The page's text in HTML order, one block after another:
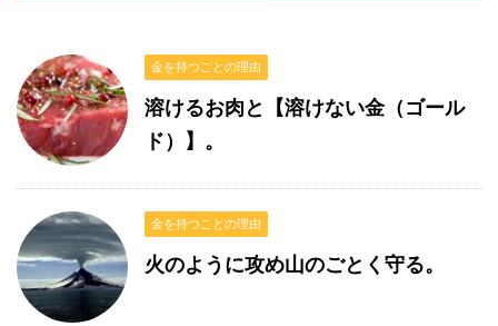
金を持つことの理由
溶けるお肉と【溶けない金（ゴール
ド）】。
金を持つことの理由
火のように攻め山のごとく守る。